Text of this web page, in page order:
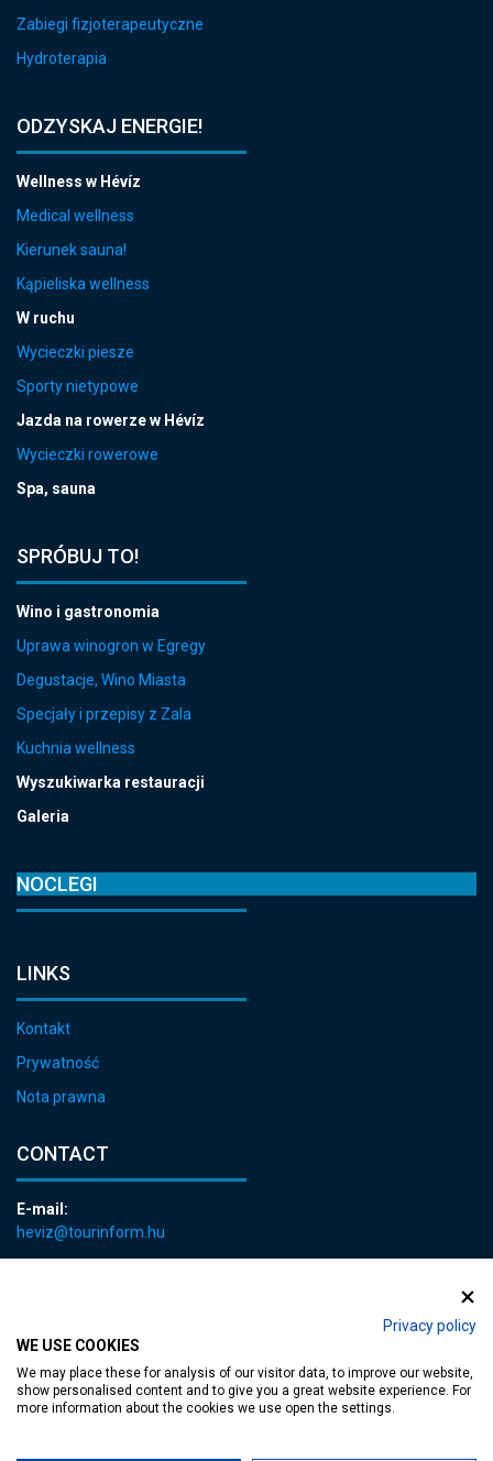
Privacy policy
WE USE COOKIES
We may place these for analysis of our visitor data, to improve our website,
show personalised content and to give you a great website experience. For
more information about the cookies we use open the settings.
Zabiegi fizjoterapeutyczne
Hydroterapia
ODZYSKAJ ENERGIE!
Wellness w Hévíz
Medical wellness
Kierunek sauna!
Kąpieliska wellness
W ruchu
Wycieczki piesze
Sporty nietypowe
Jazda na rowerze w Hévíz
Wycieczki rowerowe
Spa, sauna
SPRÓBUJ TO!
Wino i gastronomia
Uprawa winogron w Egregy
Degustacje, Wino Miasta
Specjały i przepisy z Zala
Kuchnia wellness
Wyszukiwarka restauracji
Galeria
NOCLEGI
LINKS
Kontakt
Prywatność
Nota prawna
CONTACT
E-mail:
heviz@tourinform.hu